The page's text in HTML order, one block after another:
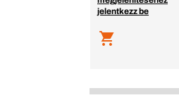
jelentkezz be